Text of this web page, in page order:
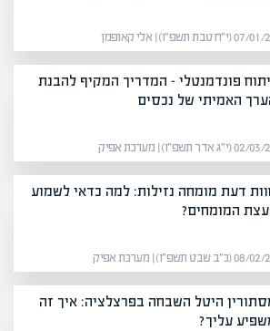
(י״ח טבת תשפ״ו) | אלי קאופמן
פונדמנטלי – המדריך המקיף להבנת
האמיתי של נכסים
(י״ג אדר תשפ״ו) | מערכת אפיק
דעת מומחה נזילות: למה כדאי לשמוע
המומחים?
(כ״ב שבט תשפ״ו) | מערכת אפיק
היטל השבחה בפרצלציה: איך זה
עליך?